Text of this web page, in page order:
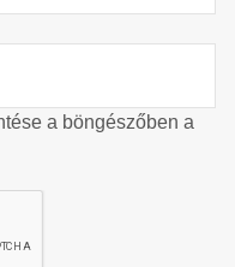
a böngészőben a